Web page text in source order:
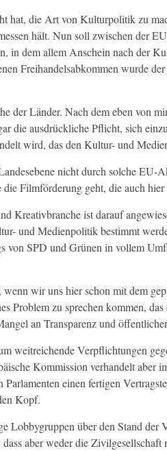
hat, die Art von Kulturpolitik zu
hält. Nun soll zwischen der
in dem allem Anschein nach der
Freihandelsabkommen wurde
der Länder. Nach dem eben von
die ausdrückliche Pflicht, sich
wird, das den Kultur- und
nicht durch solche EU-
die Filmförderung geht, die auch
Kreativbranche ist darauf
und Medienpolitik bestimmt
von SPD und Grünen in vollem
wir uns hier schon mit dem
Problem zu sprechen kommen,
an Transparenz und
weitreichende Verpflichtungen
Kommission verhandelt aber
einen fertigen
Kopf.
Lobbygruppen über den Stand der
aber weder die Zivilgesellschaft